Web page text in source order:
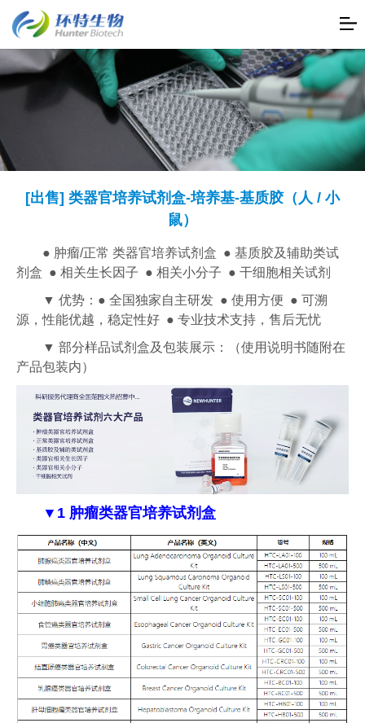
[出售] 类器官培养试剂盒-培养基-基质胶（人 / 小
鼠）
● 肿瘤/正常 类器官培养试剂盒 ● 基质胶及辅助类试
剂盒 ● 相关生长因子 ● 相关小分子 ● 干细胞相关试剂
▼ 优势：● 全国独家自主研发 ● 使用方便 ● 可溯
源，性能优越，稳定性好 ● 专业技术支持，售后无忧
▼ 部分样品试剂盒及包装展示：（使用说明书随附在
产品包装内）
▼1 肿瘤类器官培养试剂盒